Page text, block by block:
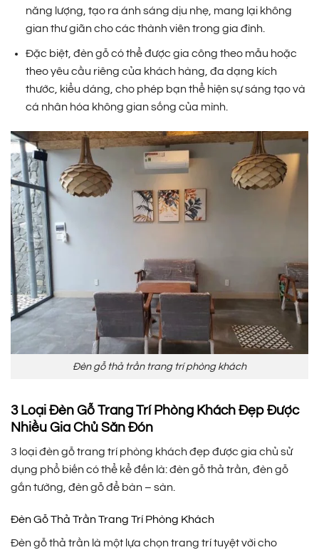
năng lượng, tạo ra ánh sáng dịu nhẹ, mang lại không
gian thư giãn cho các thành viên trong gia đình.
Đặc biệt, đèn gỗ có thể được gia công theo mẫu hoặc
theo yêu cầu riêng của khách hàng, đa dạng kích
thước, kiểu dáng, cho phép bạn thể hiện sự sáng tạo và
cá nhân hóa không gian sống của mình.
Đèn gỗ thả trần trang trí phòng khách
3 Loại Đèn Gỗ Trang Trí Phòng Khách Đẹp Được
Nhiều Gia Chủ Săn Đón
3 loại đèn gỗ trang trí phòng khách đẹp được gia chủ sử
dụng phổ biến có thể kể đến là: đèn gỗ thả trần, đèn gỗ
gắn tường, đèn gỗ để bàn – sàn.
Đèn Gỗ Thả Trần Trang Trí Phòng Khách
Đèn gỗ thả trần là một lựa chọn trang trí tuyệt vời cho